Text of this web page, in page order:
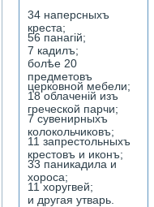
34 наперсныхъ
креста;
56 панагiй;
7 кадилъ;
болѣе 20
предметовъ
церковной мебели;
18 облаченiй изъ
греческой парчи;
7 сувенирныхъ
колокольчиковъ;
11 запрестольныхъ
крестовъ и иконъ;
33 паникадила и
хороса;
11 хоругвей;
и другая утварь.